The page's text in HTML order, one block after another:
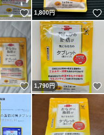
いいね！
1,800円
いいね！
1,790円